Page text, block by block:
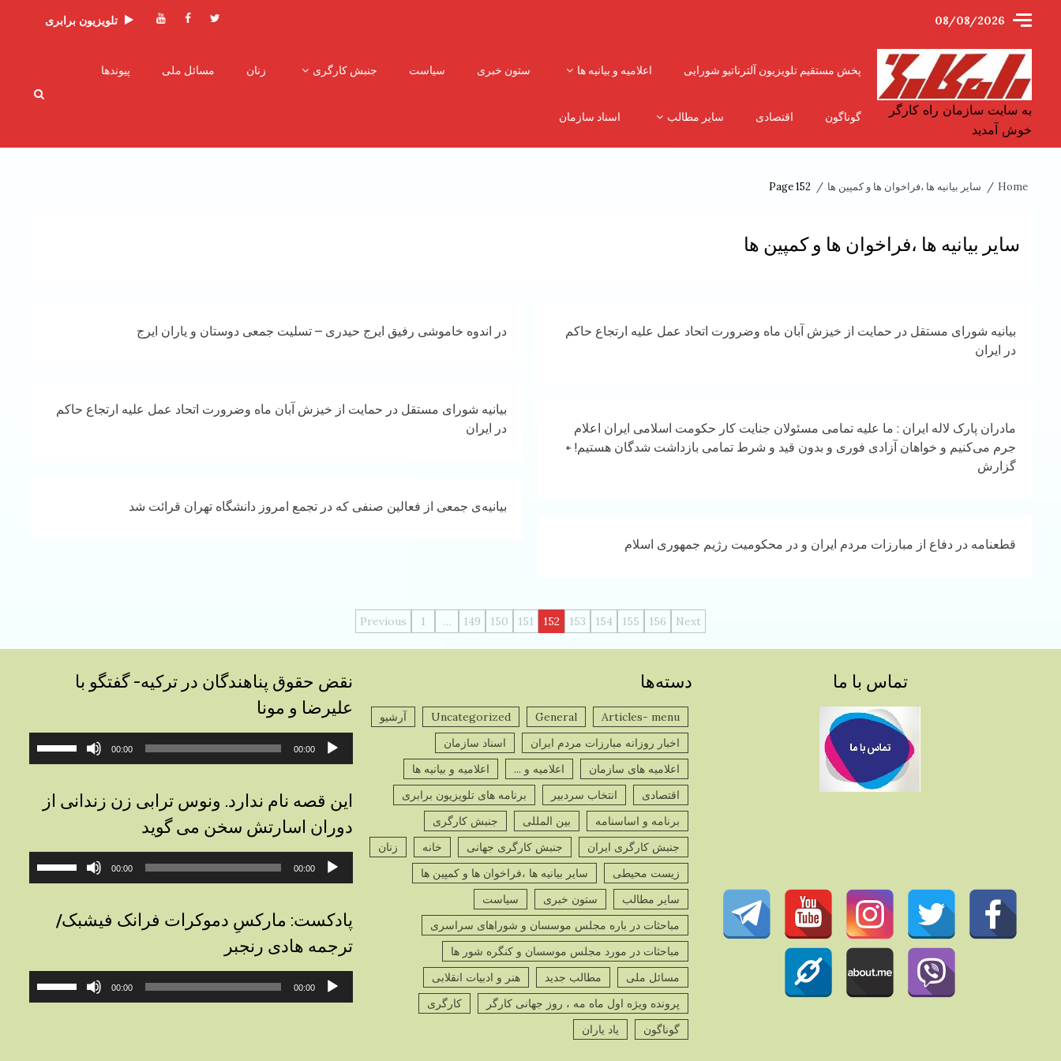
08/08/2026 توئیترفیسبوکیوتیوب تلویزیون برابری
به سایت سازمان راه کارگر
خوش آمدید
پخش مستقیم تلویزیون آلترناتیو شورایی اعلامیه و بیانیه ها ستون خبری سیاست جنبش کارگری زنان مسائل ملی پیوندها
گوناگون اقتصادی سایر مطالب اسناد سازمان
Home سایر بیانیه ها ،فراخوان ها و کمپین ها Page 152
سایر بیانیه ها ،فراخوان ها و کمپین ها
در اندوه خاموشی رفیق ایرج حیدری – تسلیت جمعی دوستان و یاران ایرج
بیانیه شورای مستقل در حمایت از خیزش آبان ماه وضرورت اتحاد عمل علیه ارتجاع حاکم
در ایران
بیانیه شورای مستقل در حمایت از خیزش آبان ماه وضرورت اتحاد عمل علیه ارتجاع حاکم
در ایران
مادران پارک لاله ایران : ما علیه تمامی مسئولان جنایت کار حکومت اسلامی ایران اعلام
جرم می‌کنیم و خواهان آزادی فوری و بدون قید و شرط تمامی بازداشت شدگان هستیم! +
گزارش
بیانیه‌ی جمعی از فعالین صنفی که در تجمع امروز دانشگاه تهران قرائت شد
قطعنامه در دفاع از مبارزات مردم ایران و در محکومیت رژیم جمهوری اسلام
راهبری
Previous 1 … 149 150 151 152 153 154 155 156 Next
تماس با ما دسته‌ها
Articles- menu
General
Uncategorized
آرشیو
اخبار روزانه مبارزات مردم ایران
اسناد سازمان
اعلامیه های سازمان
اعلامیه و ...
اعلامیه و بیانیه ها
اقتصادی
انتخاب سردبیر
برنامه های تلویزیون برابری
برنامه و اساسنامه
بین المللی
جنبش کارگری
جنبش کارگری ایران
جنبش کارگری جهانی خانه
زنان
زیست محیطی
سایر بیانیه ها ،فراخوان ها و کمپین ها
سایر مطالب
ستون خبری
سیاست
مباحثات در باره مجلس موسسان و شوراهای سراسری
مباحثات در مورد مجلس موسسان و کنگره شور ها
مسائل ملی
مطالب جدید
هنر و ادبیات انقلابی
پرونده ویژه اول ماه مه ، روز جهانی کارگر
کارگری
گوناگون
یاد یاران
نقض حقوق پناهندگان در ترکیه- گفتگو با
علیرضا و مونا
پخش‌کننده
صوت
00:00
00:00
بالا
این قصه نام ندارد. ونوس ترابی زن زندانی از
دوران اسارتش سخن می گوید
پخش‌کننده
صوت
00:00
00:00
بالا
پادکست: مارکسِ دموکرات فرانک فیشبک/
ترجمه هادی رنجبر
پخش‌کننده
صوت
00:00
00:00